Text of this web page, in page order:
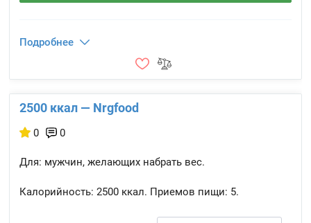
Подробнее
2500 ккал — Nrgfood
0 0
Для: мужчин, желающих набрать вес.
Калорийность: 2500 ккал. Приемов пищи: 5.